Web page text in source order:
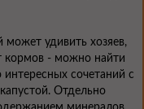
удивить хозяев,
кормов - можно найти
сочетаний с
Отдельно